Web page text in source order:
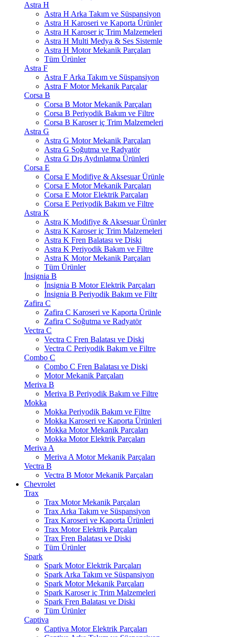
Astra H
Astra H Arka Takım ve Süspansiyon
Astra H Karoseri ve Kaporta Ürünler
Astra H Karoser iç Trim Malzemeleri
Astra H Multi Medya & Ses Sistemle
Astra H Motor Mekanik Parçaları
Tüm Ürünler
Astra F
Astra F Arka Takım ve Süspansiyon
Astra F Motor Mekanik Parçalar
Corsa B
Corsa B Motor Mekanik Parçaları
Corsa B Periyodik Bakım ve Filtre
Corsa B Karoser iç Trim Malzemeleri
Astra G
Astra G Motor Mekanik Parçaları
Astra G Soğutma ve Radyatör
Astra G Dış Aydınlatma Ürünleri
Corsa E
Corsa E Modifiye & Aksesuar Ürünle
Corsa E Motor Mekanik Parçaları
Corsa E Motor Elektrik Parçaları
Corsa E Periyodik Bakım ve Filtre
Astra K
Astra K Modifiye & Aksesuar Ürünler
Astra K Karoser iç Trim Malzemeleri
Astra K Fren Balatası ve Diski
Astra K Periyodik Bakım ve Filtre
Astra K Motor Mekanik Parçaları
Tüm Ürünler
İnsignia B
İnsignia B Motor Elektrik Parçaları
İnsignia B Periyodik Bakım ve Filtr
Zafira C
Zafira C Karoseri ve Kaporta Ürünle
Zafira C Soğutma ve Radyatör
Vectra C
Vectra C Fren Balatası ve Diski
Vectra C Periyodik Bakım ve Filtre
Combo C
Combo C Fren Balatası ve Diski
Motor Mekanik Parçaları
Meriva B
Meriva B Periyodik Bakım ve Filtre
Mokka
Mokka Periyodik Bakım ve Filtre
Mokka Karoseri ve Kaporta Ürünleri
Mokka Motor Mekanik Parçaları
Mokka Motor Elektrik Parçaları
Meriva A
Meriva A Motor Mekanik Parçaları
Vectra B
Vectra B Motor Mekanik Parçaları
Chevrolet
Trax
Trax Motor Mekanik Parçaları
Trax Arka Takım ve Süspansiyon
Trax Karoseri ve Kaporta Ürünleri
Trax Motor Elektrik Parçaları
Trax Fren Balatası ve Diski
Tüm Ürünler
Spark
Spark Motor Elektrik Parçaları
Spark Arka Takım ve Süspansiyon
Spark Motor Mekanik Parçaları
Spark Karoser iç Trim Malzemeleri
Spark Fren Balatası ve Diski
Tüm Ürünler
Captiva
Captiva Motor Elektrik Parçaları